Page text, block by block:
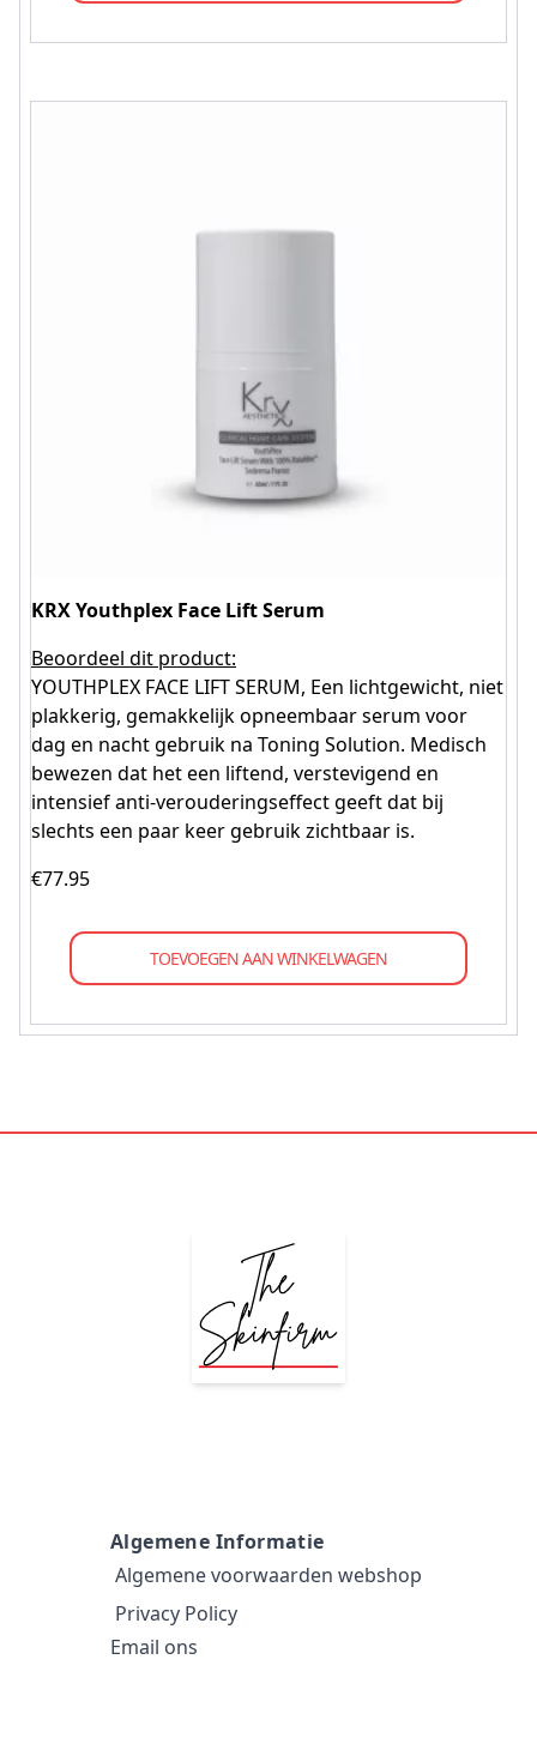
KRX Youthplex Face Lift Serum
Beoordeel dit product:
YOUTHPLEX FACE LIFT SERUM, Een lichtgewicht, niet
plakkerig, gemakkelijk opneembaar serum voor
dag en nacht gebruik na Toning Solution. Medisch
bewezen dat het een liftend, verstevigend en
intensief anti-verouderingseffect geeft dat bij
slechts een paar keer gebruik zichtbaar is.
€77.95
TOEVOEGEN AAN WINKELWAGEN
Algemene Informatie
Algemene voorwaarden webshop
Privacy Policy
Email ons